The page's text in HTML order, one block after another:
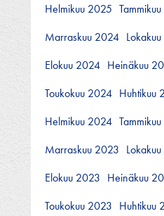
Helmikuu 2025
Marraskuu 2024
Elokuu 2024 Heinäkuu
Toukokuu 2024 Huhtikuu
Helmikuu 2024
Marraskuu 2023
Elokuu 2023 Heinäkuu
Toukokuu 2023 Huhtikuu